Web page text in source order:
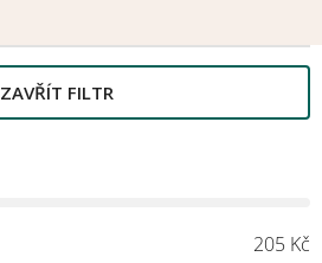
ZAVŘÍT FILTR
205 Kč